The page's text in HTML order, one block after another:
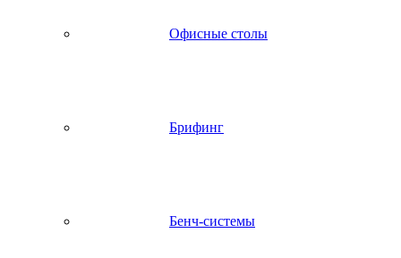
Офисные столы
Брифинг
Бенч-системы